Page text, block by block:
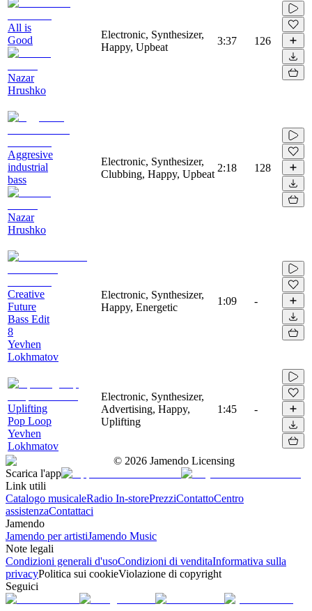
All is
Good
Nazar
Hrushko
Electronic, Synthesizer,
Happy, Upbeat
3:37 126
Aggresive
industrial
bass
Nazar
Hrushko
Electronic, Synthesizer,
Clubbing, Happy, Upbeat
2:18 128
Creative
Future
Bass Edit
8
Yevhen
Lokhmatov
Electronic, Synthesizer,
Happy, Energetic
1:09 -
Uplifting
Pop Loop
Yevhen
Lokhmatov
Electronic, Synthesizer,
Advertising, Happy,
Uplifting
1:45 -
© 2026 Jamendo Licensing
Scarica l'app
Link utili
Catalogo musicaleRadio In-storePrezziContattoCentro
assistenzaContattaci
Jamendo
Jamendo per artistiJamendo Music
Note legali
Condizioni generali d'usoCondizioni di venditaInformativa sulla
privacyPolitica sui cookieViolazione di copyright
Seguici